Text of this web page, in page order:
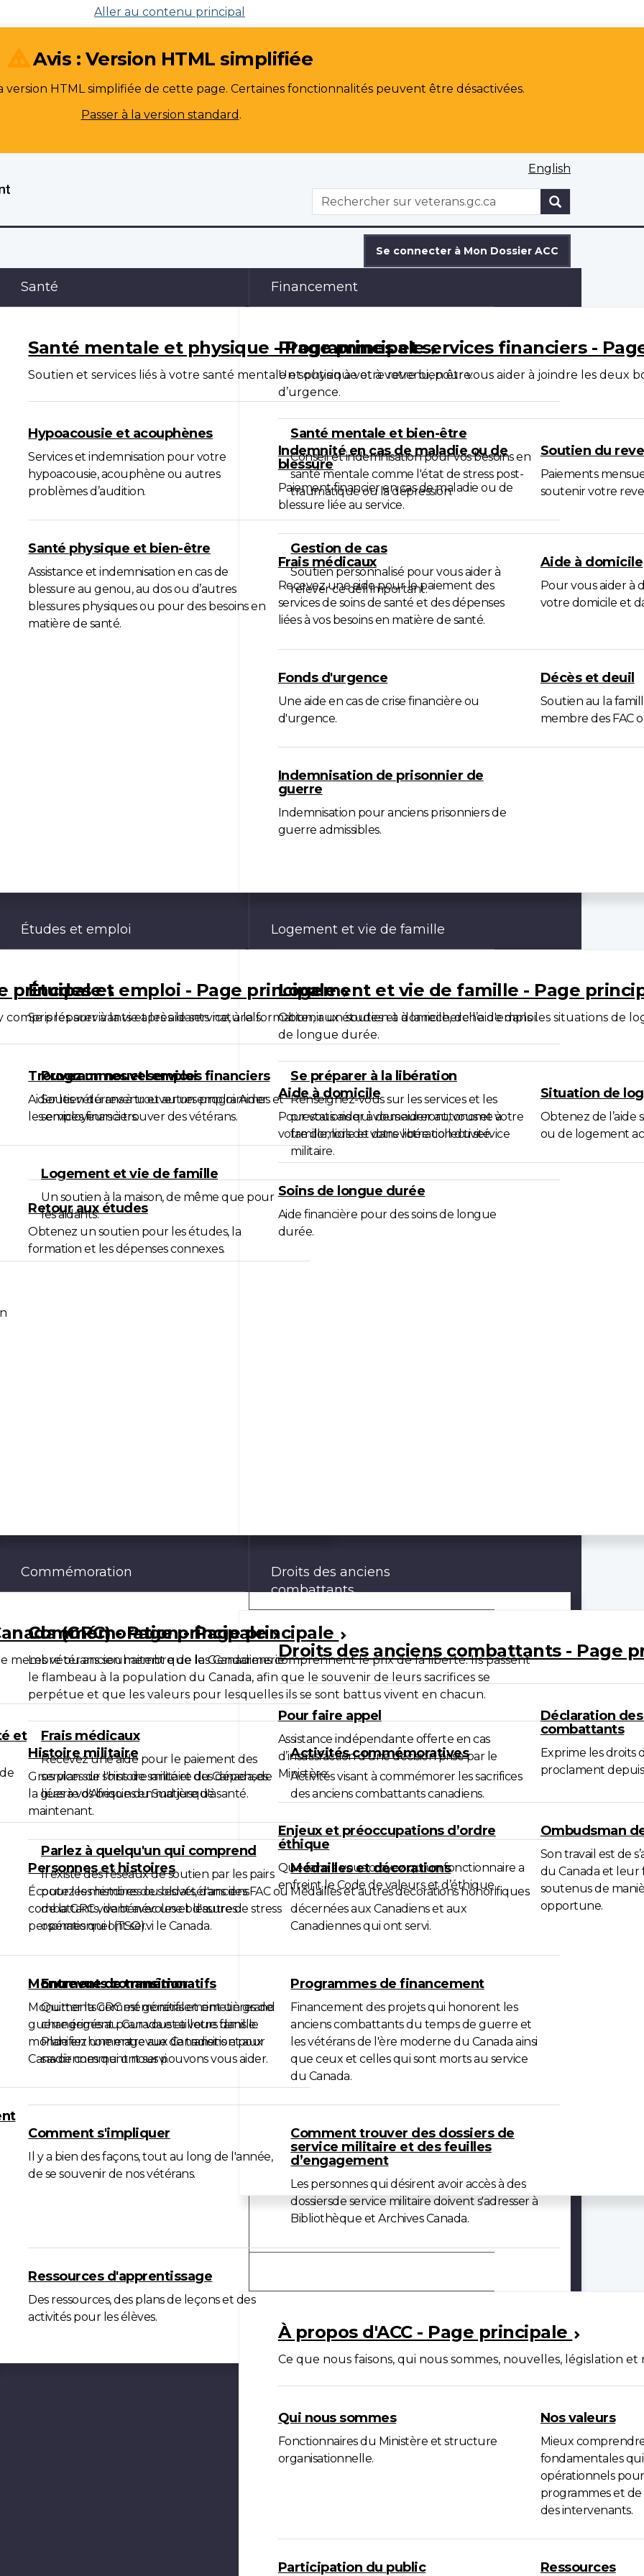
Aller au contenu principal
Avis : Version HTML simplifiée
HTML simplifiée de cette page. Certaines fonctionnalités peuvent être désactivées.
Passer à la version standard .
English
WxT
Search
Rechercher
Se connecter à Mon Dossier ACC
Santé
Santé mentale et physique - Page principale
Soutien et services liés à votre santé mentale et physique et à votre bien être.
Hypoacousie et acouphènes
Services et indemnisation pour votre
hypoacousie, acouphène ou autres
problèmes d’audition.
Santé mentale et bien-être
Conseil et indemnisation pour vos besoins en
santé mentale comme l'état de stress post-
traumatique ou la dépression.
Santé physique et bien-être
Assistance et indemnisation en cas de
blessure au genou, au dos ou d’autres
blessures physiques ou pour des besoins en
matière de santé.
Gestion de cas
Soutien personnalisé pour vous aider à
relever ce défi important.
Financement
Programmes et services financiers -
Un soutien à votre revenu, pour vous aider à joindre les deux
d’urgence.
Indemnité en cas de maladie ou de
blessure
Paiement financier en cas de maladie ou de
blessure liée au service.
Soutien du
Paiements
soutenir votre
Frais médicaux
Recevez une aide pour le paiement des
services de soins de santé et des dépenses
liées à vos besoins en matière de santé.
Aide à domicile
Pour vous aider à
votre domicile et
Fonds d'urgence
Une aide en cas de crise financière ou
d'urgence.
Décès et deuil
Soutien au la
membre des FAC
Indemnisation de prisonnier de
guerre
Indemnisation pour anciens prisonniers de
guerre admissibles.
principale
les survivants et les aidants naturels.
Programmes et services financiers
Soutien du revenu et autres programmes et
services financiers.
Logement et vie de famille
Un soutien à la maison, de même que pour
les aidants.
Études et emploi
Études et emploi - Page principale
Se préparer à la vie après le service, à la formation, aux études et à la recherche d'emploi.
Trouvez un nouvel emploi
Aider les vétérans à trouver un emploi. Aider
les employeurs à trouver des vétérans.
Se préparer à la libération
Renseignez-vous sur les services et les
prestations qui vous aideront, vous et votre
famille, lors de votre libération du service
militaire.
Retour aux études
Obtenez un soutien pour les études, la
formation et les dépenses connexes.
Logement et vie de famille
Logement et vie de famille - Page
Obtenir un soutien à domicile, de l’aide dans les situations de
de longue durée.
Aide à domicile
Pour vous aider à demeurer autonome à
votre domicile et dans votre collectivité.
Situation de
Obtenez de l’aide
ou de logement
Soins de longue durée
Aide financière pour des soins de longue
durée.
(GRC) - Page principale
membre ou ancien membre de la Gendarmerie
et
Frais médicaux
Recevez une aide pour le paiement des
services de soins de santé et des dépenses
liées à vos besoins en matière de santé.
Parlez à quelqu'un qui comprend
Il existe des réseaux de soutien par les pairs
pour les membres ou les vétérans des FAC ou
de la GRC vivant avec une blessure de stress
opérationnel (TSO).
Entrevue de transition
Quitter la GRC est généralement un grand
changement pour vous et votre famille.
Planifiez une entrevue de transition pour
savoir comment nous pouvons vous aider.
Commémoration
Commémoration - Page principale
Les vétérans souhaitent que les Canadiens comprennent le prix de la liberté. Ils passent
le flambeau à la population du Canada, afin que le souvenir de leurs sacrifices se
perpétue et que les valeurs pour lesquelles ils se sont battus vivent en chacun.
Histoire militaire
Gros plan sur l'histoire militaire du Canada, de
la guerre d'Afrique du Sud jusqu'à
maintenant.
Activités commémoratives
Activités visant à commémorer les sacrifices
des anciens combattants canadiens.
Personnes et histoires
Écoutez les histoires de soldats, d'anciens
combattants, de bénévoles et d'autres
personnes qui ont servi le Canada.
Médailles et décorations
Médailles et autres décorations honorifiques
décernées aux Canadiens et aux
Canadiennes qui ont servi.
Monuments commémoratifs
Monuments commémoratifs et cimetières de
guerre érigés au Canada et ailleurs dans le
monde en hommage aux Canadiens et aux
Canadiennes qui ont servi.
Programmes de financement
Financement des projets qui honorent les
anciens combattants du temps de guerre et
les vétérans de l'ère moderne du Canada ainsi
que ceux et celles qui sont morts au service
du Canada.
Comment s'impliquer
Il y a bien des façons, tout au long de l'année,
de se souvenir de nos vétérans.
Comment trouver des dossiers de
service militaire et des feuilles
d’engagement
Les personnes qui désirent avoir accès à des
dossiersde service militaire doivent s'adresser à
Bibliothèque et Archives Canada.
Ressources d'apprentissage
Des ressources, des plans de leçons et des
activités pour les élèves.
Droits des anciens
combattants
Droits des anciens combattants - Page
Pour faire appel
Assistance indépendante offerte en cas
d’insatisfaction d’une décision prise par le
Ministère.
Déclaration
combattants
Exprime les droits
proclament
Enjeux et préoccupations d’ordre
éthique
Que faire si vous croyez qu’un fonctionnaire a
enfreint le Code de valeurs et d’éthique.
Ombudsman
Son travail est de
du Canada et leur
soutenus de
opportune.
À propos d'ACC - Page principale
Ce que nous faisons, qui nous sommes, nouvelles, législation et
Qui nous sommes
Fonctionnaires du Ministère et structure
organisationnelle.
Nos valeurs
Mieux
fondamentales
opérationnels
programmes et de
des intervenants.
Participation du public Ressources